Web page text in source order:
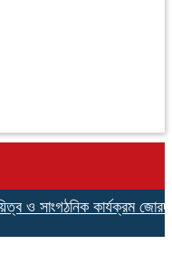
ও সাংগঠনিক কার্যক্রম